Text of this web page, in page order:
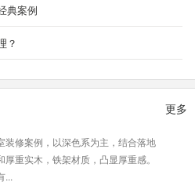
典案例
？
更多
装修_盛世嘉创
对个体的现代办公模式，定制出适合
元的智能化空间形态，让企业能在此
密...
装修案例，以深色系为主，结合落地
厚重实木，铁架材质，凸显厚重感。